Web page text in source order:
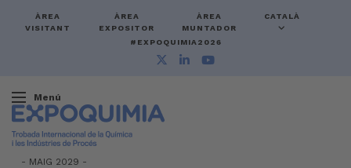
ÀREA
VISITANT
ÀREA
EXPOSITOR
ÀREA
MUNTADOR
CATALÀ
#EXPOQUIMIA2026
Menú
- MAIG 2029 -